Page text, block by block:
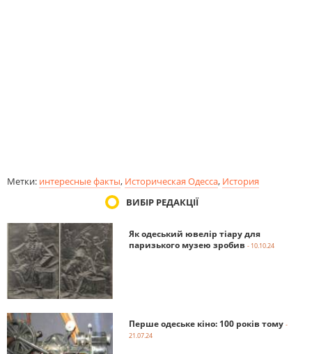
Метки: интересные факты, Историческая Одесса, История
ВИБІР РЕДАКЦІЇ
Як одеський ювелір тіару для
паризького музею зробив - 10.10.24
Перше одеське кіно: 100 років тому -
21.07.24